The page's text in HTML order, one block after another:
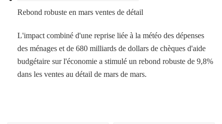
Rebond robuste en mars ventes de détail
L'impact combiné d'une reprise liée à la météo des dépenses
des ménages et de 680 milliards de dollars de chèques d'aide
budgétaire sur l'économie a stimulé un rebond robuste de 9,8%
dans les ventes au détail de mars de mars.